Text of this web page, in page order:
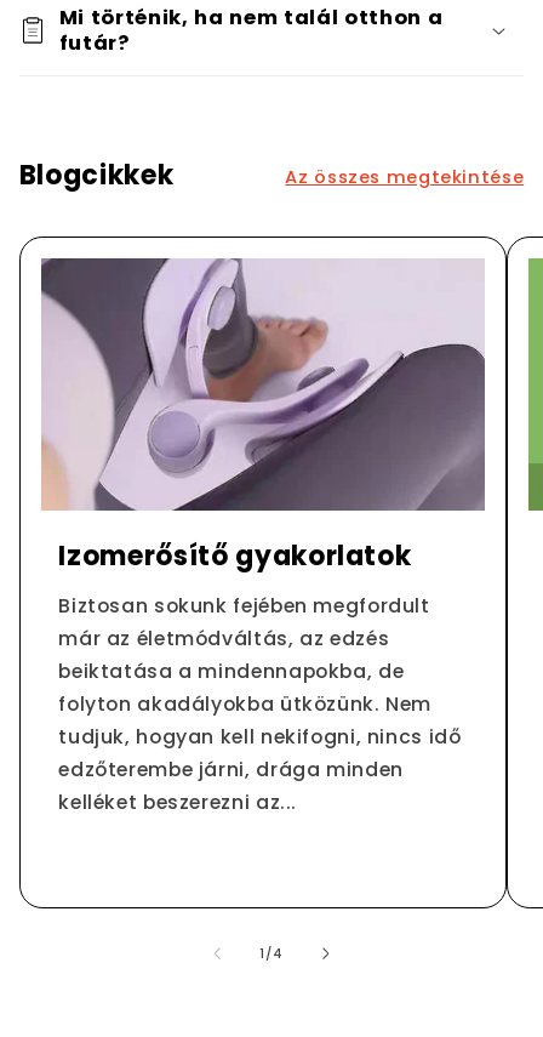
Mi történik, ha nem talál otthon a
futár?
Blogcikkek Az összes megtekintése
Izomerősítő gyakorlatok
Biztosan sokunk fejében megfordult
már az életmódváltás, az edzés
beiktatása a mindennapokba, de
folyton akadályokba ütközünk. Nem
tudjuk, hogyan kell nekifogni, nincs idő
edzőterembe járni, drága minden
kelléket beszerezni az...
1 //4